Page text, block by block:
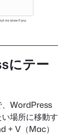
にテー
、WordPress
場所に移動す
+ V（Mac）